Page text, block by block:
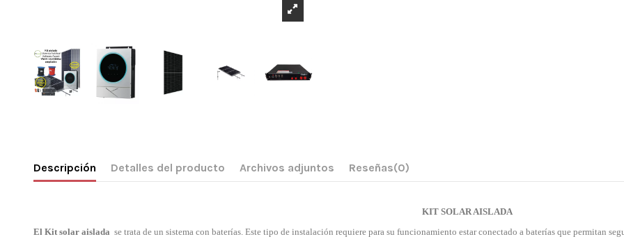
Descripción Detalles del producto Archivos adjuntos Reseñas(0)
KIT SOLAR AISLADA
El Kit solar aislada se trata de un sistema con baterías. Este tipo de instalación requiere para su funcionamiento estar conectado a baterías que permitan